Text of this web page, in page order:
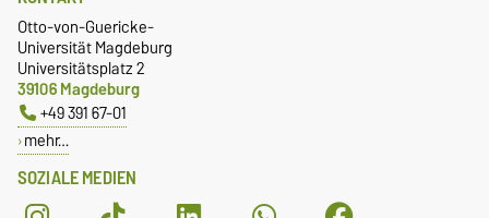
SOZIALE MEDIEN
Otto-von-Guericke-
Universität Magdeburg
Universitätsplatz 2
39106 Magdeburg
+49 391 67-01
mehr…